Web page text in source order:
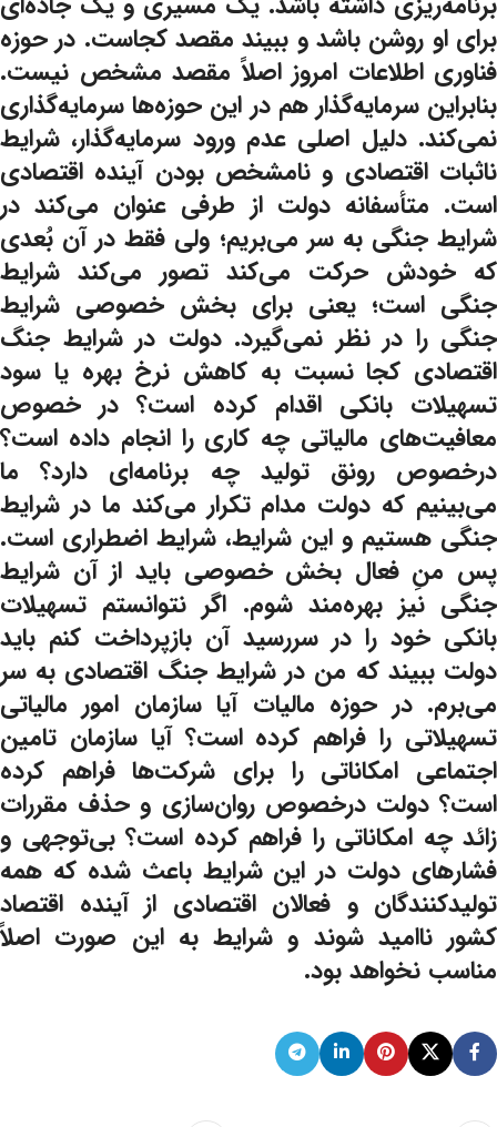
برای او روشن باشد و ببیند مقصد کجاست. در حوزه
فناوری اطلاعات امروز اصلاً مقصد مشخص نیست.
بنابراین سرمایه‌گذار هم در این حوزه‌ها سرمایه‌گذاری
نمی‌کند. دلیل اصلی عدم ورود سرمایه‌گذار، شرایط
ناثبات اقتصادی و نامشخص بودن آینده اقتصادی
است. متأسفانه دولت از طرفی عنوان می‌کند در
شرایط جنگی به سر می‌بریم؛ ولی فقط در آن بُعدی
که خودش حرکت می‌کند تصور می‌کند شرایط
جنگی است؛ یعنی برای بخش خصوصی شرایط
جنگی را در نظر نمی‌گیرد. دولت در شرایط جنگ
اقتصادی کجا نسبت به کاهش نرخ بهره یا سود
تسهیلات بانکی اقدام کرده است؟ در خصوص
معافیت‌های مالیاتی چه کاری را انجام داده است؟
درخصوص رونق تولید چه برنامه‌ای دارد؟ ما
می‌بینیم که دولت مدام تکرار می‌کند ما در شرایط
جنگی هستیم و این شرایط، شرایط اضطراری است.
پس منِ فعال بخش خصوصی باید از آن شرایط
جنگی نیز بهره‌مند شوم. اگر نتوانستم تسهیلات
بانکی خود را در سررسید آن بازپرداخت کنم باید
دولت ببیند که من در شرایط جنگ اقتصادی به سر
می‌برم. در حوزه مالیات آیا سازمان امور مالیاتی
تسهیلاتی را فراهم کرده است؟ آیا سازمان تامین
اجتماعی امکاناتی را برای شرکت‌ها فراهم کرده
است؟ دولت درخصوص روان‌سازی و حذف مقررات
زائد چه امکاناتی را فراهم کرده است؟ بی‌توجهی و
فشارهای دولت در این شرایط باعث شده که همه
تولیدکنندگان و فعالان اقتصادی از آینده اقتصاد
کشور ناامید شوند و شرایط به این صورت اصلاً
مناسب نخواهد بود.